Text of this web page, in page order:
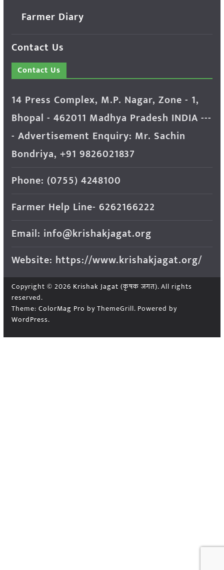
Farmer Diary
Contact Us
Contact Us
14 Press Complex, M.P. Nagar, Zone - 1,
Bhopal - 462011 Madhya Pradesh INDIA ---
- Advertisement Enquiry: Mr. Sachin
Bondriya, +91 9826021837
Phone: (0755) 4248100
Farmer Help Line- 6262166222
Email: info@krishakjagat.org
Website: https://www.krishakjagat.org/
Copyright © 2026 Krishak Jagat (कृषक जगत). All rights
reserved.
Theme: ColorMag Pro by ThemeGrill. Powered by
WordPress.